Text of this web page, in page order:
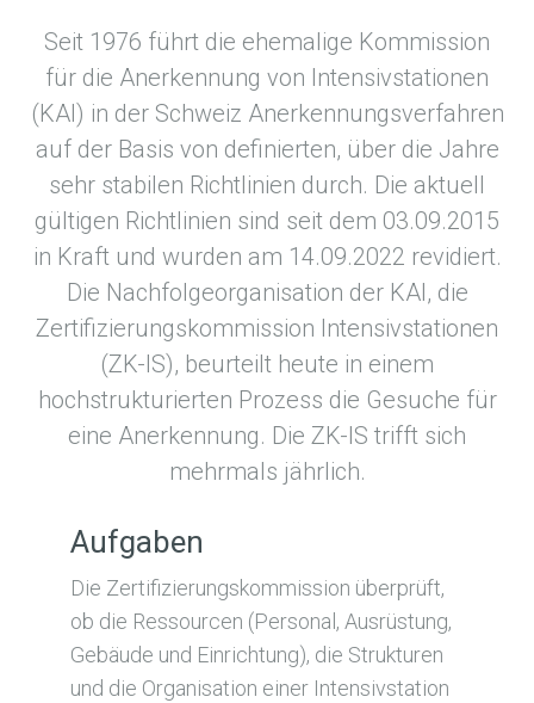
Seit 1976 führt die ehemalige Kommission
für die Anerkennung von Intensivstationen
(KAI) in der Schweiz Anerkennungsverfahren
auf der Basis von definierten, über die Jahre
sehr stabilen Richtlinien durch. Die aktuell
gültigen Richtlinien sind seit dem 03.09.2015
in Kraft und wurden am 14.09.2022 revidiert.
Die Nachfolgeorganisation der KAI, die
Zertifizierungskommission Intensivstationen
(ZK-IS), beurteilt heute in einem
hochstrukturierten Prozess die Gesuche für
eine Anerkennung. Die ZK-IS trifft sich
mehrmals jährlich.
Aufgaben
Die Zertifizierungskommission überprüft,
ob die Ressourcen (Personal, Ausrüstung,
Gebäude und Einrichtung), die Strukturen
und die Organisation einer Intensivstation